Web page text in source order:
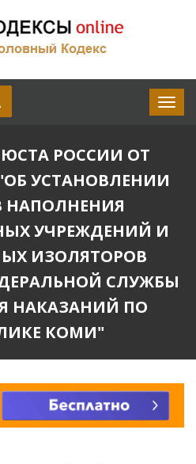
РОССИИ ОТ
"ОБ УСТАНОВЛЕНИИ
УЧРЕЖДЕНИЙ И
ИЗОЛЯТОРОВ
СЛУЖБЫ
НАКАЗАНИЙ ПО
КОМИ"